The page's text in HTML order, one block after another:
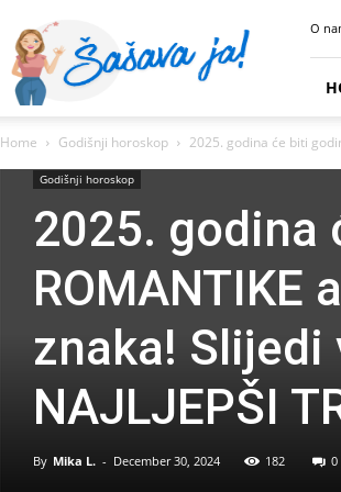
Ja
O
Home Godišnji horoskop 2025. godina će biti
Godišnji horoskop
2025. godina
ROMANTIKE
znaka! Slijedi
NAJLJEPŠI
By Mika L. - December 30, 2024 182 0